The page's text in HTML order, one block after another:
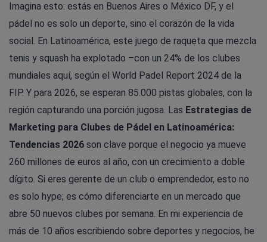
Imagina esto: estás en Buenos Aires o México DF, y el
pádel no es solo un deporte, sino el corazón de la vida
social. En Latinoamérica, este juego de raqueta que mezcla
tenis y squash ha explotado –con un 24% de los clubes
mundiales aquí, según el World Padel Report 2024 de la
FIP. Y para 2026, se esperan 85.000 pistas globales, con la
región capturando una porción jugosa. Las Estrategias de
Marketing para Clubes de Pádel en Latinoamérica:
Tendencias 2026 son clave porque el negocio ya mueve
260 millones de euros al año, con un crecimiento a doble
dígito. Si eres gerente de un club o emprendedor, esto no
es solo hype; es cómo diferenciarte en un mercado que
abre 50 nuevos clubes por semana. En mi experiencia de
más de 10 años escribiendo sobre deportes y negocios, he